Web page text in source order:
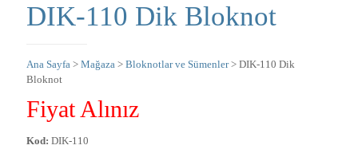
DIK-110 Dik Bloknot
Ana Sayfa > Mağaza > Bloknotlar ve Sümenler> DIK-110 Dik
Bloknot
Fiyat Alınız
Kod: DIK-110